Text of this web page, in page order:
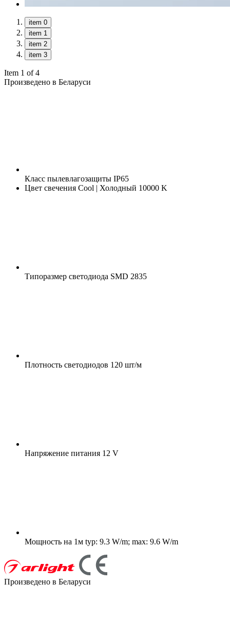
item 0
item 1
item 2
item 3
Item 1 of 4
Произведено в Беларуси
Класс пылевлагозащиты IP65
Цвет свечения Cool | Холодный 10000 K
Типоразмер светодиода SMD 2835
Плотность светодиодов 120 шт/м
Напряжение питания 12 V
Мощность на 1м typ: 9.3 W/m; max: 9.6 W/m
Произведено в Беларуси